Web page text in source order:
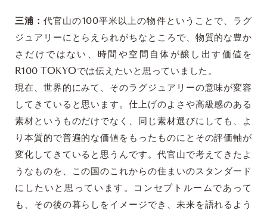
三浦：代官山の100平米以上の物件ということで、ラグ
ジュアリーにとらえられがちなところで、物質的な豊か
さだけではない、時間や空間自体が醸し出す価値を
R100 TOKYOでは伝えたいと思っていました。
現在、世界的にみて、そのラグジュアリーの意味が変容
してきていると思います。仕上げのよさや高級感のある
素材というものだけでなく、同じ素材選びにしても、よ
り本質的で普遍的な価値をもったものにとその評価軸が
変化してきていると思うんです。代官山で考えてきたよ
うなものを、この国のこれからの住まいのスタンダード
にしたいと思っています。コンセプトルームであって
も、その後の暮らしをイメージでき、未来を語れるよう